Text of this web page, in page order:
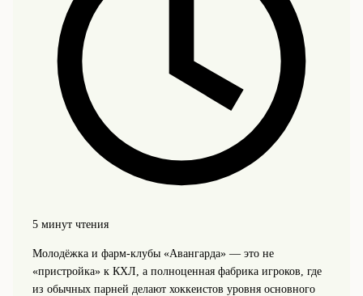
5 минут чтения
Молодёжка и фарм-клубы «Авангарда» — это не
«пристройка» к КХЛ, а полноценная фабрика игроков, где
из обычных парней делают хоккеистов уровня основного